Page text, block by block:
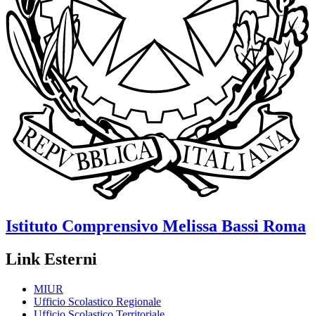
Istituto Comprensivo Melissa Bassi Roma
Link Esterni
MIUR
Ufficio Scolastico Regionale